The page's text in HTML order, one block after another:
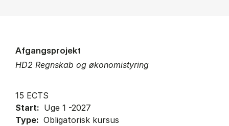
HD2 Regnskab og økonomistyring
Afgangsprojekt
15 ECTS
Start: Uge 1 -2027
Type: Obligatorisk kursus